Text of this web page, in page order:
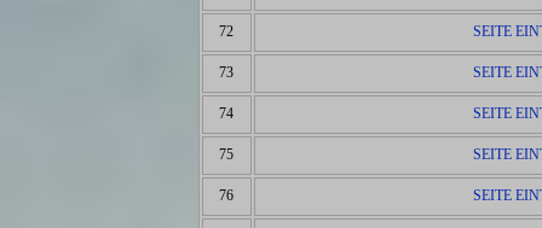
72 SEITE
73 SEITE
74 SEITE
75 SEITE
76 SEITE